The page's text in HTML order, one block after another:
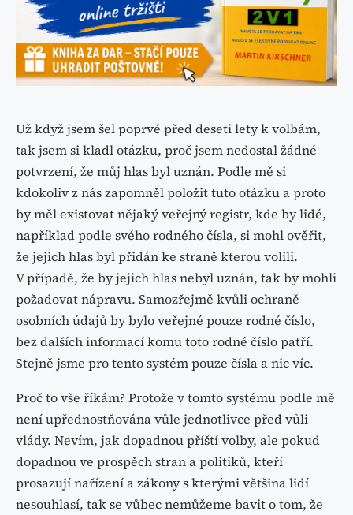
Už když jsem šel poprvé před deseti lety k volbám,
tak jsem si kladl otázku, proč jsem nedostal žádné
potvrzení, že můj hlas byl uznán. Podle mě si
kdokoliv z nás zapomněl položit tuto otázku a proto
by měl existovat nějaký veřejný registr, kde by lidé,
například podle svého rodného čísla, si mohl ověřit,
že jejich hlas byl přidán ke straně kterou volili.
V případě, že by jejich hlas nebyl uznán, tak by mohli
požadovat nápravu. Samozřejmě kvůli ochraně
osobních údajů by bylo veřejné pouze rodné číslo,
bez dalších informací komu toto rodné číslo patří.
Stejně jsme pro tento systém pouze čísla a nic víc.
Proč to vše říkám? Protože v tomto systému podle mě
není upřednostňována vůle jednotlivce před vůli
vlády. Nevím, jak dopadnou příští volby, ale pokud
dopadnou ve prospěch stran a politiků, kteří
prosazují nařízení a zákony s kterými většina lidí
nesouhlasí, tak se vůbec nemůžeme bavit o tom, že